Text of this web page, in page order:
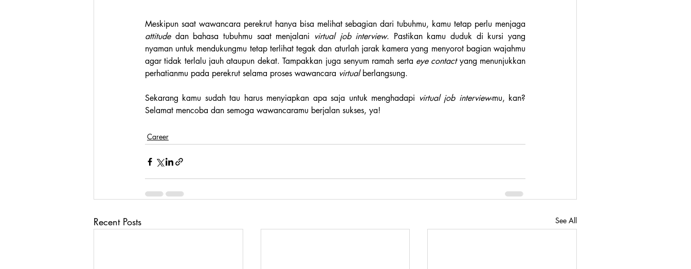
attitude dan bahasa tubuhmu saat menjalani virtual job interview. Pastikan kamu duduk di kursi yang
nyaman untuk mendukungmu tetap terlihat tegak dan aturlah jarak kamera yang menyorot bagian wajahmu
agar tidak terlalu jauh ataupun dekat. Tampakkan juga senyum ramah serta eye contact yang menunjukkan
perhatianmu pada perekrut selama proses wawancara virtual berlangsung.
Sekarang kamu sudah tau harus menyiapkan apa saja untuk menghadapi virtual job interview-mu, kan?
Selamat mencoba dan semoga wawancaramu berjalan sukses, ya!
Career
Recent Posts See All